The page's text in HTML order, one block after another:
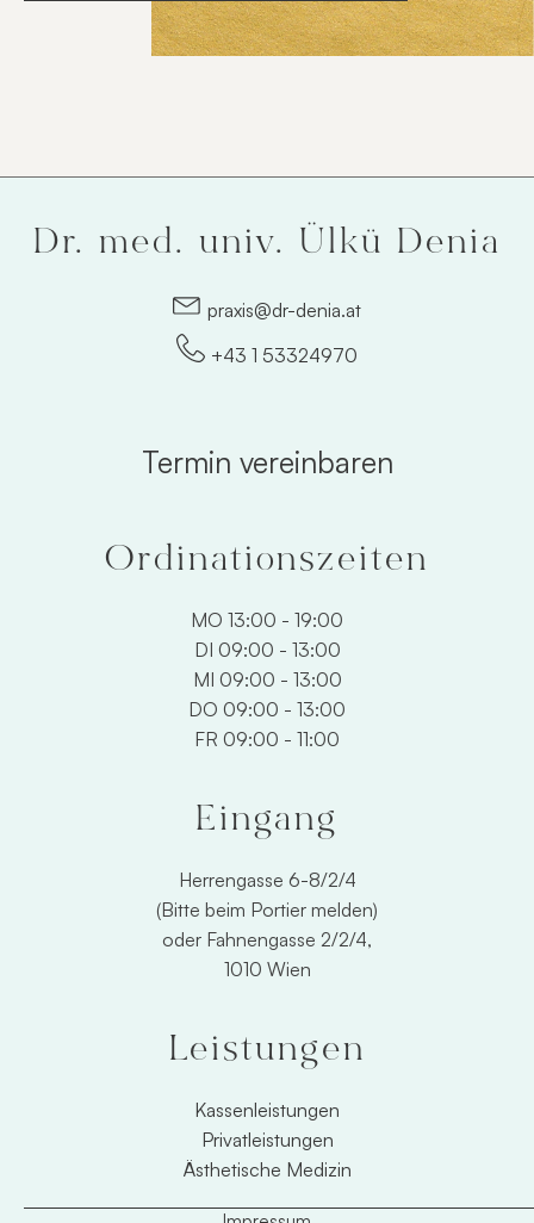
Dr. med. univ. Ülkü Denia
praxis@dr-denia.at
+43 1 53324970
Termin vereinbaren
Ordinationszeiten
MO 13:00 - 19:00
DI 09:00 - 13:00
MI 09:00 - 13:00
DO 09:00 - 13:00
FR 09:00 - 11:00
Eingang
Herrengasse 6-8/2/4
(Bitte beim Portier melden)
oder Fahnengasse 2/2/4,
1010 Wien
Leistungen
Kassenleistungen
Privatleistungen
Ästhetische Medizin